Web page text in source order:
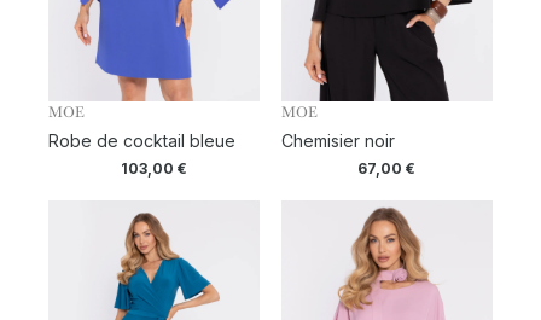
MOE
Robe de cocktail bleue
103,00€
MOE
Chemisier noir
67,00€